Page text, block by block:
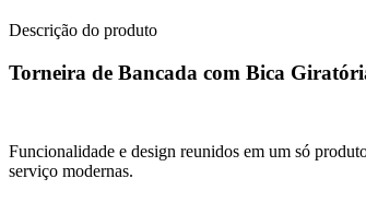
Descrição do produto
Torneira de Bancada com Bica
Funcionalidade e design reunidos em um só
serviço modernas.